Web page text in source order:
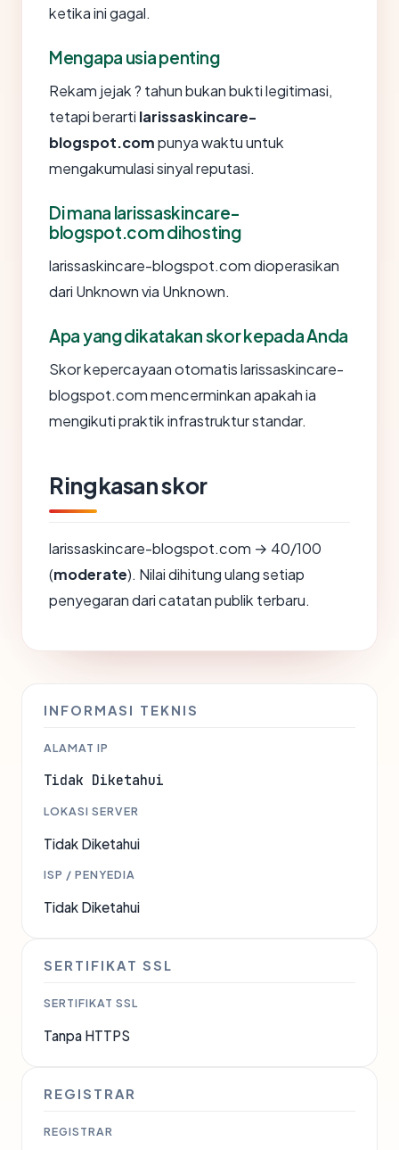
ketika ini gagal.
Mengapa usia penting
Rekam jejak ? tahun bukan bukti legitimasi,
tetapi berarti larissaskincare-
blogspot.compunya waktu untuk
mengakumulasi sinyal reputasi.
Di mana larissaskincare-
blogspot.com dihosting
larissaskincare-blogspot.com dioperasikan
dari Unknown via Unknown.
Apa yang dikatakan skor kepada Anda
Skor kepercayaan otomatis larissaskincare-
blogspot.com mencerminkan apakah ia
mengikuti praktik infrastruktur standar.
Ringkasan skor
larissaskincare-blogspot.com → 40/100
(moderate). Nilai dihitung ulang setiap
penyegaran dari catatan publik terbaru.
INFORMASI TEKNIS
ALAMAT IP
Tidak Diketahui
LOKASI SERVER
Tidak Diketahui
ISP / PENYEDIA
Tidak Diketahui
SERTIFIKAT SSL
SERTIFIKAT SSL
Tanpa HTTPS
REGISTRAR
REGISTRAR